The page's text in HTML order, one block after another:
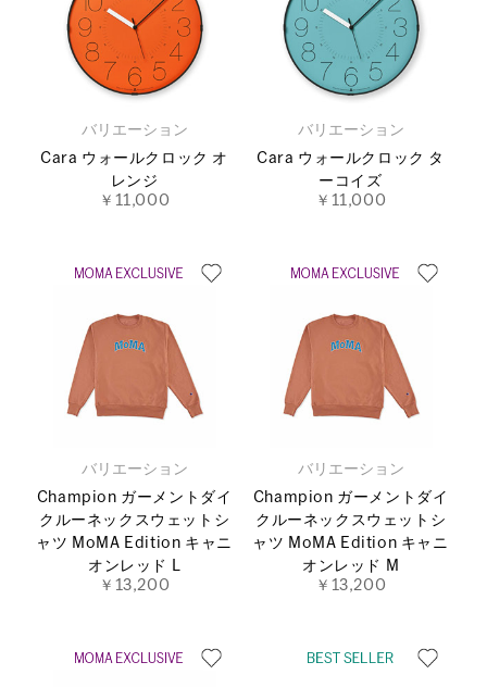
バリエーション
Cara ウォールクロック オ
レンジ
￥11,000
バリエーション
Cara ウォールクロック タ
ーコイズ
￥11,000
バリエーション
Champion ガーメントダイ
クルーネックスウェットシ
ャツ MoMA Edition キャニ
オンレッド L
￥13,200
バリエーション
Champion ガーメントダイ
クルーネックスウェットシ
ャツ MoMA Edition キャニ
オンレッド M
￥13,200